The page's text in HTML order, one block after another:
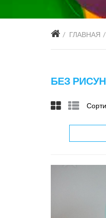
ГЛАВНАЯ
БЕЗ